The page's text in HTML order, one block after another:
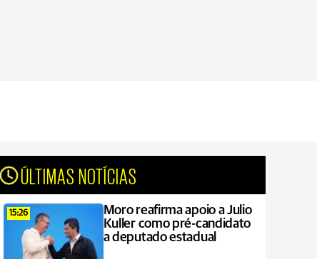
ÚLTIMAS NOTÍCIAS
15:26
Moro reafirma apoio a Julio
Kuller como pré-candidato
a deputado estadual